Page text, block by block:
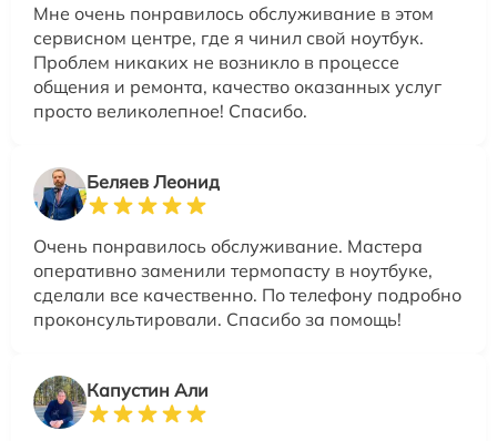
Мне очень понравилось обслуживание в этом
сервисном центре, где я чинил свой ноутбук.
Проблем никаких не возникло в процессе
общения и ремонта, качество оказанных услуг
просто великолепное! Спасибо.
Беляев Леонид
Очень понравилось обслуживание. Мастера
оперативно заменили термопасту в ноутбуке,
сделали все качественно. По телефону подробно
проконсультировали. Спасибо за помощь!
Капустин Али